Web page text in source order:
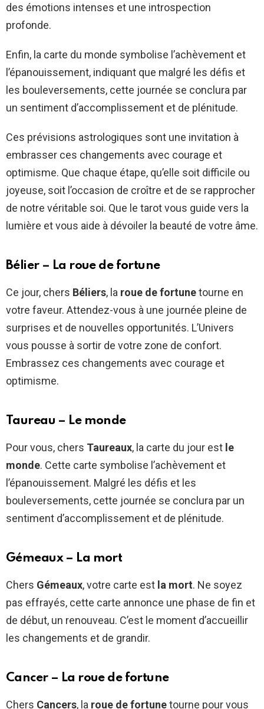
des émotions intenses et une introspection
profonde.
Enfin, la carte du monde symbolise l’achèvement et
l’épanouissement, indiquant que malgré les défis et
les bouleversements, cette journée se conclura par
un sentiment d’accomplissement et de plénitude.
Ces prévisions astrologiques sont une invitation à
embrasser ces changements avec courage et
optimisme. Que chaque étape, qu’elle soit difficile ou
joyeuse, soit l’occasion de croître et de se rapprocher
de notre véritable soi. Que le tarot vous guide vers la
lumière et vous aide à dévoiler la beauté de votre âme.
Bélier – La roue de fortune
Ce jour, chers Béliers, la roue de fortunetourne en
votre faveur. Attendez-vous à une journée pleine de
surprises et de nouvelles opportunités. L’Univers
vous pousse à sortir de votre zone de confort.
Embrassez ces changements avec courage et
optimisme.
Taureau – Le monde
Pour vous, chers Taureaux, la carte du jour est le
monde. Cette carte symbolise l’achèvement et
l’épanouissement. Malgré les défis et les
bouleversements, cette journée se conclura par un
sentiment d’accomplissement et de plénitude.
Gémeaux – La mort
Chers Gémeaux, votre carte est la mort. Ne soyez
pas effrayés, cette carte annonce une phase de fin et
de début, un renouveau. C’est le moment d’accueillir
les changements et de grandir.
Cancer – La roue de fortune
Chers Cancers, la roue de fortunetourne pour vous